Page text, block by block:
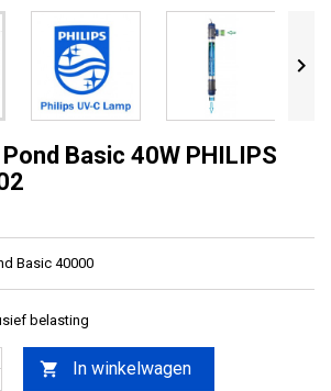

Basic 40W PHILIPS
Basic 40000
belasting
 In winkelwagen